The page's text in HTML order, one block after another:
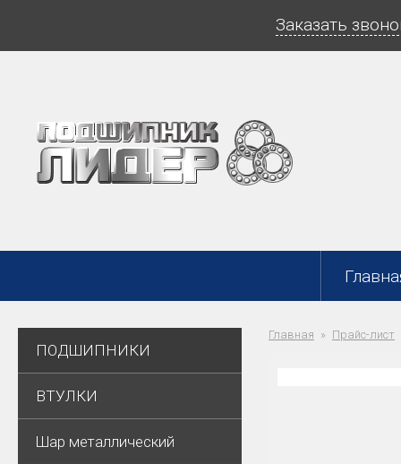
Заказать
ПОДШИПНИКИ
ВТУЛКИ
Шар металлический
Главная Прайс-лист